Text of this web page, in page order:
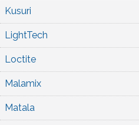
Kusuri
LightTech
Loctite
Malamix
Matala